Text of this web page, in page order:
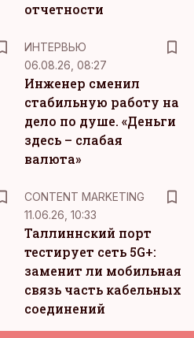
отчетности
ИНТЕРВЬЮ
06.08.26, 08:27
Инженер сменил
стабильную работу на
дело по душе. «Деньги
здесь – слабая
валюта»
CONTENT MARKETING
11.06.26, 10:33
Таллиннский порт
тестирует сеть 5G+:
заменит ли мобильная
связь часть кабельных
соединений